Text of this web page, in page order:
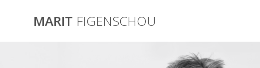
MARIT FIGENSCHOU